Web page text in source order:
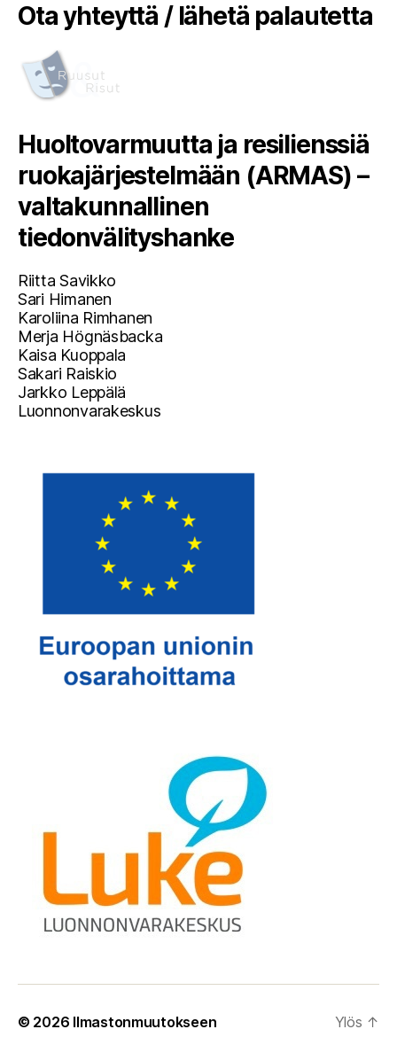
Ota yhteyttä / lähetä palautetta
Huoltovarmuutta ja resilienssiä
ruokajärjestelmään (ARMAS) –
valtakunnallinen
tiedonvälityshanke
Riitta Savikko
Sari Himanen
Karoliina Rimhanen
Merja Högnäsbacka
Kaisa Kuoppala
Sakari Raiskio
Jarkko Leppälä
Luonnonvarakeskus
© 2026 Ilmastonmuutokseen
Ylös ↑